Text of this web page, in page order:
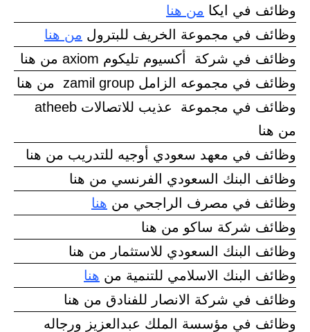
وظائف في ايكا من هنا
وظائف في مجموعة الخريف للبترول من هنا
وظائف في شركة أكسيوم تليكوم axiom من هنا
وظائف في مجموعه الزامل zamil group من هنا
وظائف في مجموعة عذيب للاتصالات atheeb
من هنا
وظائف في معهد سعودي أوجيه للتدريب من هنا
وظائف البنك السعودي الفرنسي من هنا
وظائف في مصرف الراجحي من هنا
وظائف شركة ساكو من هنا
وظائف البنك السعودي للاستثمار من هنا
وظائف البنك الاسلامي للتنمية من هنا
وظائف في شركة الانصار للفنادق من هنا
وظائف في مؤسسة الملك عبدالعزيز ورجاله